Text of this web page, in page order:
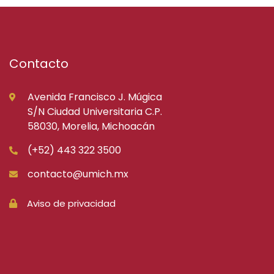
Contacto
Avenida Francisco J. Múgica
S/N Ciudad Universitaria C.P.
58030, Morelia, Michoacán
(+52) 443 322 3500
contacto@umich.mx
Aviso de privacidad